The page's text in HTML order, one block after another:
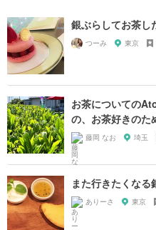
銀ぶらしてお茶し
つーみ 東京
お茶についての
の、お茶好きのた
藤岡 なお 埼玉
また行きたくな
ありーさ 東京